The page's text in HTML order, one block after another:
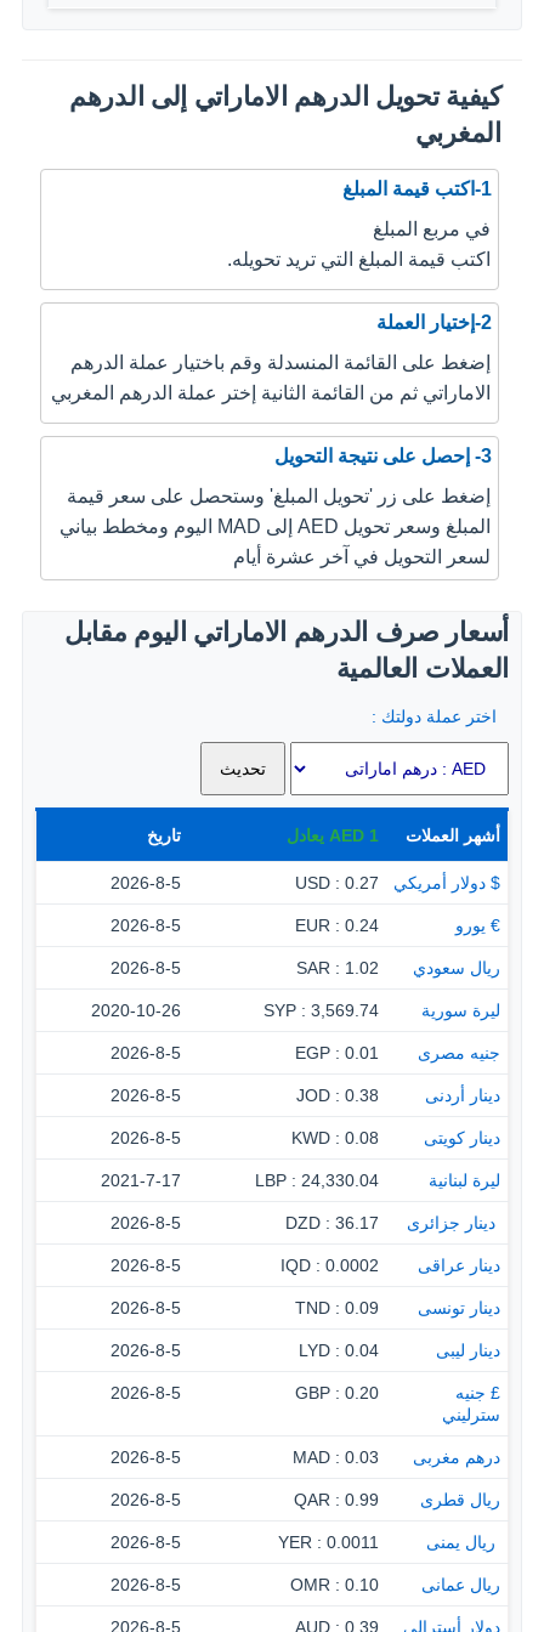
كيفية تحويل الدرهم الاماراتي إلى الدرهم
المغربي
1-اكتب قيمة المبلغ
في مربع المبلغ
اكتب قيمة المبلغ التي تريد تحويله.
2-إختيار العملة
إضغط على القائمة المنسدلة وقم باختيار عملة الدرهم
الاماراتي ثم من القائمة الثانية إختر عملة الدرهم المغربي
3- إحصل على نتيجة التحويل
إضغط على زر 'تحويل المبلغ' وستحصل على سعر قيمة
المبلغ وسعر تحويل AED إلى MAD اليوم ومخطط بياني
لسعر التحويل في آخر عشرة أيام
أسعار صرف الدرهم الاماراتي اليوم مقابل
العملات العالمية
اختر عملة دولتك :
أشهر العملات 1
AED يعادل تاريخ
$ دولار أمريكي 0.27 : USD
2026-8-5
€ يورو 0.24 : EUR
2026-8-5
ريال سعودي 1.02 : SAR
2026-8-5
ليرة سورية 3,569.74 : SYP
2020-10-26
جنيه مصرى 0.01 : EGP
2026-8-5
دينار أردنى 0.38 : JOD
2026-8-5
دينار كويتى 0.08 : KWD
2026-8-5
ليرة لبنانية 24,330.04 : LBP
2021-7-17
‏ دينار جزائرى 36.17 : DZD
2026-8-5
دينار عراقى 0.0002 : IQD
2026-8-5
دينار تونسى 0.09 : TND
2026-8-5
دينار ليبى 0.04 : LYD
2026-8-5
£ جنيه
سترليني
0.20 : GBP
2026-8-5
درهم مغربى 0.03 : MAD
2026-8-5
ريال قطرى 0.99 : QAR
2026-8-5
‏ ريال يمنى 0.0011 : YER
2026-8-5
ريال عمانى 0.10 : OMR
2026-8-5
دولار أسترالى 0.39 : AUD
2026-8-5